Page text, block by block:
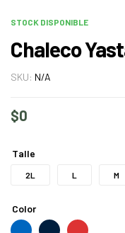
STOCK DISPONIBLE
Chaleco
SKU: N/A
$0
Talle
2L L M
Color